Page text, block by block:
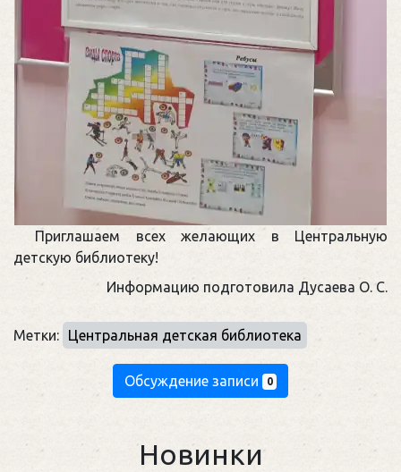
Приглашаем всех желающих в Центральную
детскую библиотеку!
Информацию подготовила Дусаева О. С.
Метки: Центральная детская библиотека
Обсуждение записи 0
Новинки